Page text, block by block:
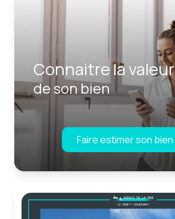
Connaitre la valeur
de son bien
Faire estimer son bien